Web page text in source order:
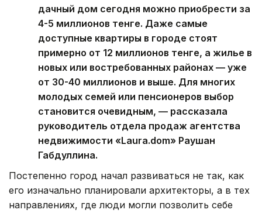
дачный дом сегодня можно приобрести за
4-5 миллионов тенге. Даже самые
доступные квартиры в городе стоят
примерно от 12 миллионов тенге, а жилье в
новых или востребованных районах — уже
от 30-40 миллионов и выше. Для многих
молодых семей или пенсионеров выбор
становится очевидным, — рассказала
руководитель отдела продаж агентства
недвижимости «Laura.dom» Раушан
Габдуллина.
Постепенно город начал развиваться не так, как
его изначально планировали архитекторы, а в тех
направлениях, где люди могли позволить себе